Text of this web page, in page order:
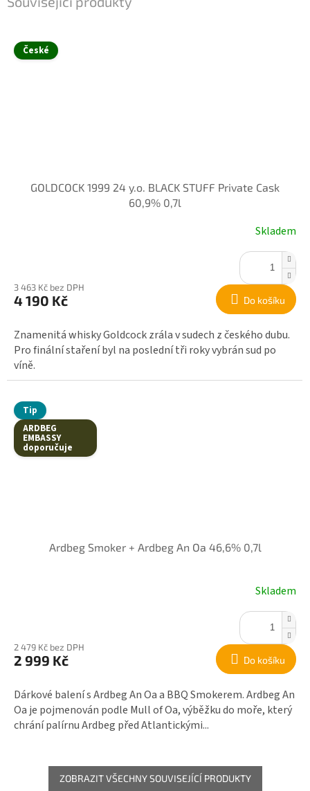
České
GOLDCOCK 1999 24 y.o. BLACK STUFF Private Cask
60,9% 0,7l
Skladem
3 463 Kč bez DPH
4 190 Kč Do košíku
Znamenitá whisky Goldcock zrála v sudech z českého dubu.
Pro finální staření byl na poslední tři roky vybrán sud po
víně.
Tip
ARDBEG
EMBASSY
doporučuje
Ardbeg Smoker + Ardbeg An Oa 46,6% 0,7l
Skladem
2 479 Kč bez DPH
2 999 Kč Do košíku
Dárkové balení s Ardbeg An Oa a BBQ Smokerem. Ardbeg An
Oa je pojmenován podle Mull of Oa, výběžku do moře, který
chrání palírnu Ardbeg před Atlantickými...
ZOBRAZIT VŠECHNY SOUVISEJÍCÍ PRODUKTY